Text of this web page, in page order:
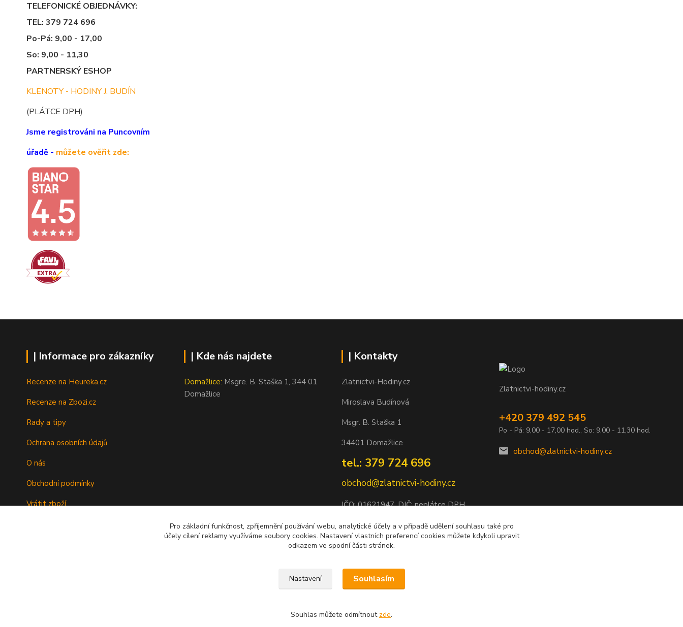
TELEFONICKÉ OBJEDNÁVKY:
TEL: 379 724 696
Po-Pá: 9,00 - 17,00
So: 9,00 - 11,30
PARTNERSKÝ ESHOP
KLENOTY - HODINY J. BUDÍN
(PLÁTCE DPH)
Jsme registrováni na Puncovním
úřadě - můžete ověřit zde:
| Informace pro zákazníky
Recenze na Heureka.cz
Recenze na Zbozi.cz
Rady a tipy
Ochrana osobních údajů
O nás
Obchodní podmínky
Vrátit zboží
| Kde nás najdete
Domažlice: Msgre. B. Staška 1, 344 01
Domažlice
| Kontakty
Zlatnictvi-Hodiny.cz
Miroslava Budínová
Msgr. B. Staška 1
34401 Domažlice
tel.: 379 724 696
obchod@zlatnictvi-hodiny.cz
IČO: 01621947, DIČ: neplátce DPH
Bankovní spojení: 2500452838/2010
Zlatnictvi-hodiny.cz
+420 379 492 545
Po - Pá: 9,00 - 17,00 hod., So: 9,00 - 11,30 hod.
obchod@zlatnictvi-hodiny.cz
Pro základní funkčnost, zpříjemnění používání webu, analytické účely a v případě udělení souhlasu také pro
účely cílení reklamy využíváme soubory cookies. Nastavení vlastních preferencí cookies můžete kdykoli upravit
odkazem ve spodní části stránek.
Nastavení Souhlasím
Souhlas můžete odmítnout zde.